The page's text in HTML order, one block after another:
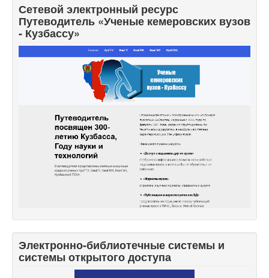
Сетевой электронный ресурс
Путеводитель «Ученые кемеровских вузов
- Кузбассу»
Электронно-библиотечные системы и
системы открытого доступа